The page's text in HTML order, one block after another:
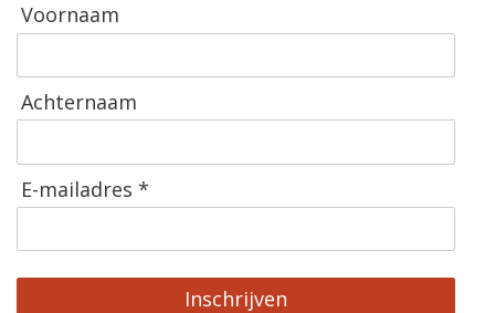
Voornaam
Achternaam
E-mailadres *
Inschrijven